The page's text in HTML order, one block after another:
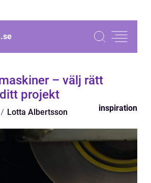
se
– välj rätt
projekt
Lotta Albertsson inspiration